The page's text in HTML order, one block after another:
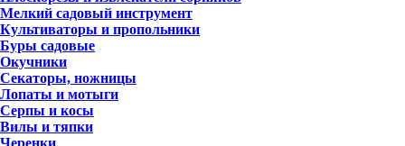
Мелкий садовый инструмент
Культиваторы и пропольники
Буры садовые
Окучники
Секаторы, ножницы
Лопаты и мотыги
Серпы и косы
Вилы и тяпки
Черенки